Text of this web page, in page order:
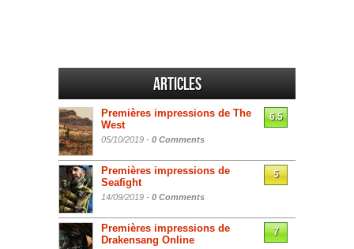
Articles
Premières impressions de The
West
05/10/2019 - 0 Comments
6.5
Premières impressions de
Seafight
14/09/2019 - 0 Comments
5
Premières impressions de
Drakensang Online
7